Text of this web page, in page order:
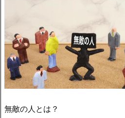
無敵の人とは？